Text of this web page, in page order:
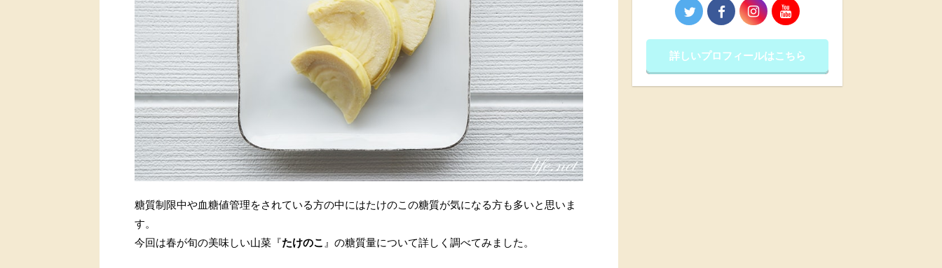
糖質制限中や血糖値管理をされている方の中にはたけのこの糖質が気になる方も多いと思いま
す。
今回は春が旬の美味しい山菜『たけのこ 』の糖質量について詳しく調べてみました。
詳しいプロフィールはこちら